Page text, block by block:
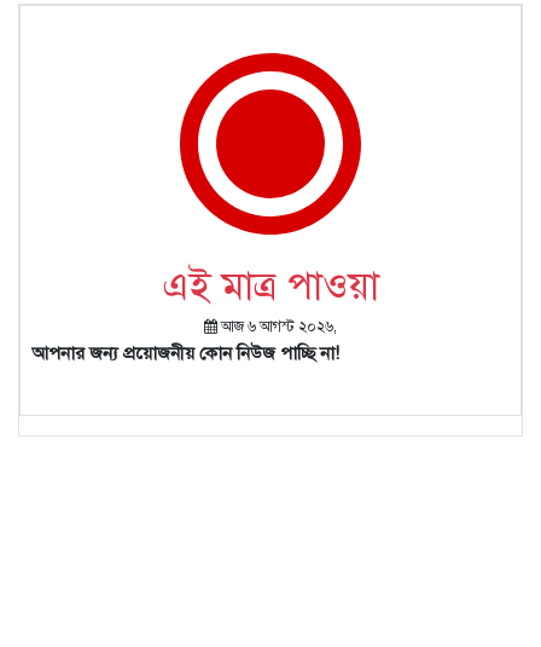
এই মাত্র পাওয়া
আজ ৬ আগস্ট ২০২৬,
আপনার জন্য প্রয়োজনীয় কোন নিউজ পাচ্ছি না!